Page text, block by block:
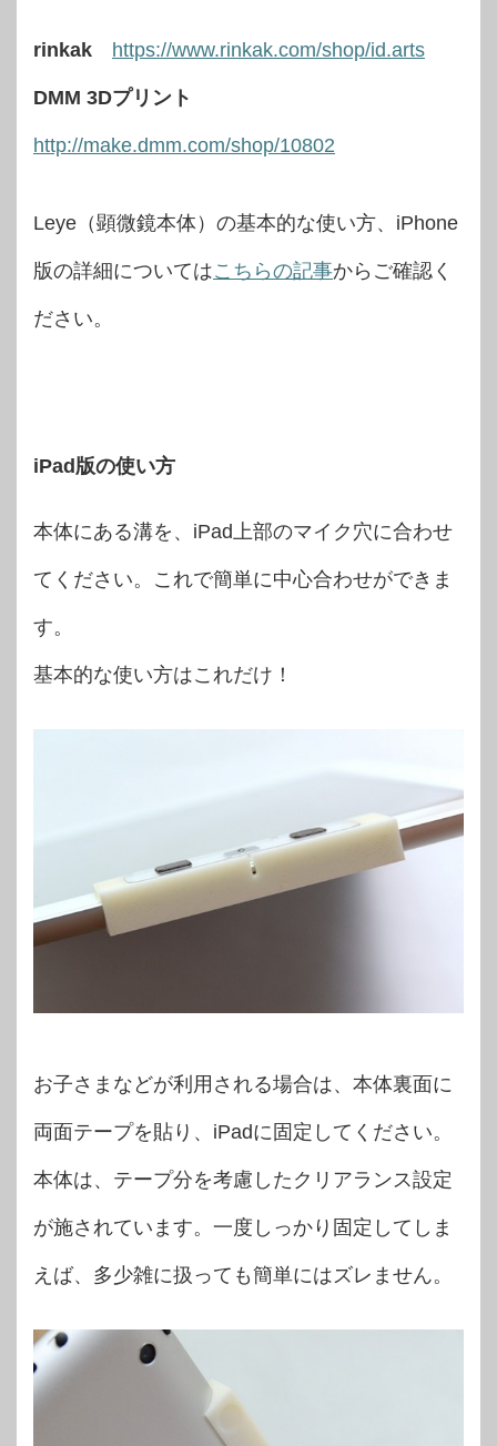
rinkak https://www.rinkak.com/shop/id.arts
DMM 3Dプリント
http://make.dmm.com/shop/10802
Leye（顕微鏡本体）の基本的な使い方、iPhone
版の詳細についてはこちらの記事からご確認く
ださい。
iPad版の使い方
本体にある溝を、iPad上部のマイク穴に合わせ
てください。これで簡単に中心合わせができま
す。
基本的な使い方はこれだけ！
お子さまなどが利用される場合は、本体裏面に
両面テープを貼り、iPadに固定してください。
本体は、テープ分を考慮したクリアランス設定
が施されています。一度しっかり固定してしま
えば、多少雑に扱っても簡単にはズレません。